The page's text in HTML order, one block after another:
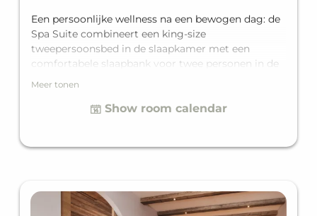
Een persoonlijke wellness na een bewogen dag: de
Spa Suite combineert een king-size
tweepersoonsbed in de slaapkamer met een
comfortabele slaapbank voor twee personen in de
woonruimte en een eigen badkamer met
voor het echte spa-gevoel zijn het balkon en de
Meer tonen
Show room calendar